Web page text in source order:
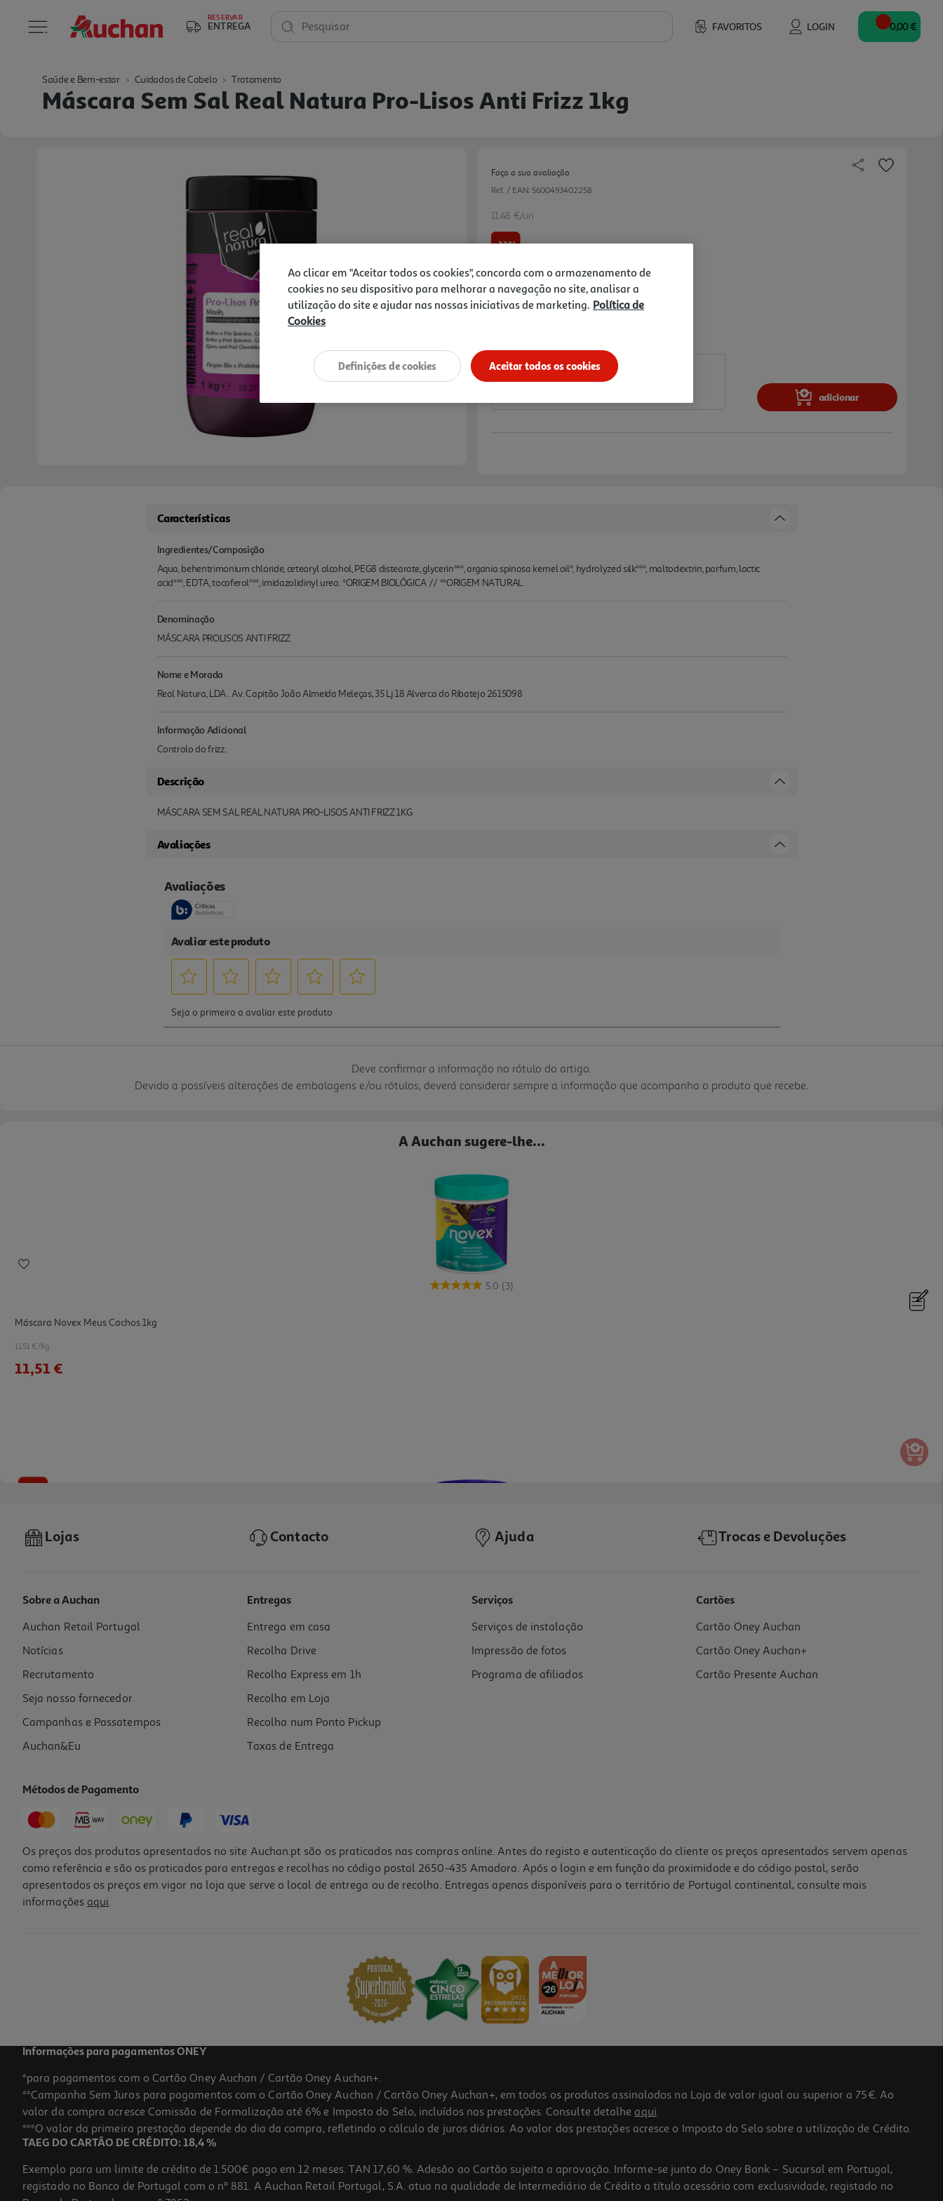
RESERVAR
ENTREGA FAVORITOS LOGIN
Pesquisar 0,00 €
Saúde e Bem-estar Cuidados de Cabelo Tratamento
Máscara Sem Sal Real Natura Pro-Lisos Anti Frizz 1kg
Faça a sua avaliação
Ref. / EAN: 5600493402258
11.48 €/un
-11%
Price reduced from
12,86 €to
11,48 €
adicionar
Características
Ingredientes/Composição
Aqua, behentrimonium chloride, cetearyl alcohol, PEG8 distearate, glycerin***, argania spinosa kernel oil*, hydrolyzed silk***, maltodextrin, parfum, lactic
acid***, EDTA, tocoferol***, imidazolidinyl urea. *ORIGEM BIOLÓGICA // **ORIGEM NATURAL
Denominação
MÁSCARA PROLISOS ANTI FRIZZ
Nome e Morada
Real Natura, LDA . Av. Capitão João Almeida Meleças, 35 Lj 18 Alverca do Ribatejo 2615098
Informação Adicional
Controlo do frizz.
Descrição
MÁSCARA SEM SAL REAL NATURA PRO-LISOS ANTI FRIZZ 1KG
Avaliações
Deve confirmar a informação no rótulo do artigo.
Devido a possíveis alterações de embalagens e/ou rótulos, deverá considerar sempre a informação que acompanha o produto que recebe.
A Auchan sugere-lhe...
5.0 (3)
Máscara Novex Meus Cachos 1kg
11.51 €/Kg
11,51 €
Mascara Lola Rapunzel 450g
33.76 €/Kg
15,19 €
-25%
Lojas Contacto Ajuda Trocas e Devoluções
Sobre a Auchan
Auchan Retail Portugal
Notícias
Recrutamento
Seja nosso fornecedor
Campanhas e Passatempos
Auchan&Eu
Entregas
Entrega em casa
Recolha Drive
Recolha Express em 1h
Recolha em Loja
Recolha num Ponto Pickup
Taxas de Entrega
Serviços
Serviços de instalação
Impressão de fotos
Programa de afiliados
Cartões
Cartão Oney Auchan
Cartão Oney Auchan+
Cartão Presente Auchan
Métodos de Pagamento
Os preços dos produtos apresentados no site Auchan.pt são os praticados nas compras online. Antes do registo e autenticação do cliente os preços apresentados servem apenas
como referência e são os praticados para entregas e recolhas no código postal 2650-435 Amadora. Após o login e em função da proximidade e do código postal, serão
apresentados os preços em vigor na loja que serve o local de entrega ou de recolha. Entregas apenas disponíveis para o território de Portugal continental, consulte mais
informações aqui.
Informações para pagamentos ONEY
*para pagamentos com o Cartão Oney Auchan / Cartão Oney Auchan+.
**Campanha Sem Juros para pagamentos com o Cartão Oney Auchan / Cartão Oney Auchan+, em todos os produtos assinalados na Loja de valor igual ou superior a 75€. Ao
valor da compra acresce Comissão de Formalização até 6% e Imposto do Selo, incluídos nas prestações. Consulte detalhe aqui.
***O valor da primeira prestação depende do dia da compra, refletindo o cálculo de juros diários. Ao valor das prestações acresce o Imposto do Selo sobre a utilização de Crédito.
TAEG DO CARTÃO DE CRÉDITO: 18,4 %
Exemplo para um limite de crédito de 1.500€ pago em 12 meses. TAN 17,60 %. Adesão ao Cartão sujeita a aprovação. Informe-se junto do Oney Bank – Sucursal em Portugal,
registado no Banco de Portugal com o nº 881. A Auchan Retail Portugal, S.A. atua na qualidade de Intermediário de Crédito a título acessório com exclusividade, registado no
Ao clicar em "Aceitar todos os cookies", concorda com o armazenamento de
cookies no seu dispositivo para melhorar a navegação no site, analisar a
utilização do site e ajudar nas nossas iniciativas de marketing. Política de
Cookies
Aceitar todos os cookies
Definições de cookies